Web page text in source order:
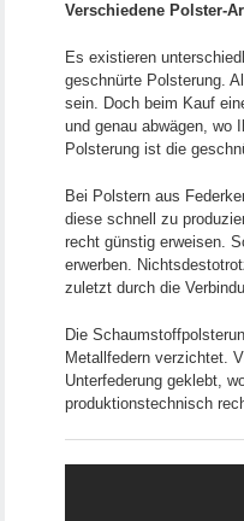
Verschiedene Polster-
Es existieren
geschnürte Polsterung.
sein. Doch beim Kauf
und genau abwägen, wo
Polsterung ist die
Bei Polstern aus
diese schnell zu
recht günstig erweisen.
erwerben.
zuletzt durch die
Die
Metallfedern verzichtet.
Unterfederung geklebt,
produktionstechnisch